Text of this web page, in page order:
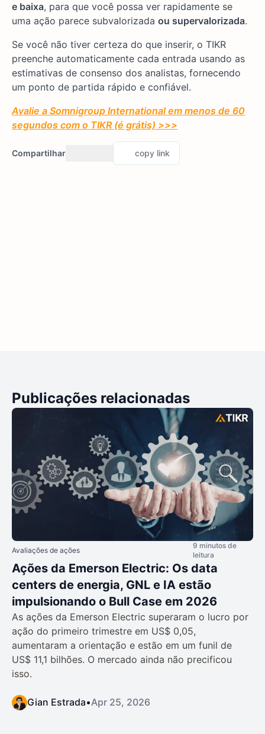
e baixa, para que você possa ver rapidamente se
uma ação parece subvalorizada ou supervalorizada.
Se você não tiver certeza do que inserir, o TIKR
preenche automaticamente cada entrada usando as
estimativas de consenso dos analistas, fornecendo
um ponto de partida rápido e confiável.
Avalie a Somnigroup International em menos de 60
segundos com o TIKR (é grátis) >>>
Compartilhar copy link
Publicações relacionadas
Avaliações de ações
9 minutos de
leitura
Ações da Emerson Electric: Os data
centers de energia, GNL e IA estão
impulsionando o Bull Case em 2026
As ações da Emerson Electric superaram o lucro por
ação do primeiro trimestre em US$ 0,05,
aumentaram a orientação e estão em um funil de
US$ 11,1 bilhões. O mercado ainda não precificou
isso.
Gian Estrada•Apr 25, 2026